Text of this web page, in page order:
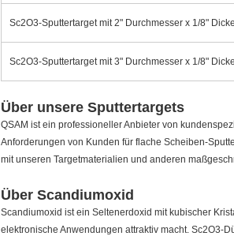
Sc2O3-Sputtertarget mit 2" Durchmesser x 1/8"
Sc2O3-Sputtertarget mit 3" Durchmesser x 1/8"
Über unsere Sputtertargets
QSAM ist ein professioneller Anbieter von
Anforderungen von Kunden für flache Scheiben-
mit unseren Targetmaterialien und anderen
Über Scandiumoxid
Scandiumoxid ist ein Seltenerdoxid mit kubischer
elektronische Anwendungen attraktiv macht. Sc2O3-